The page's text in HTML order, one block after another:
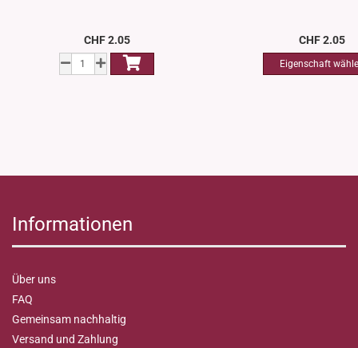
CHF 2.05 CHF 2.05
Informationen
Über uns
FAQ
Gemeinsam nachhaltig
Versand und Zahlung